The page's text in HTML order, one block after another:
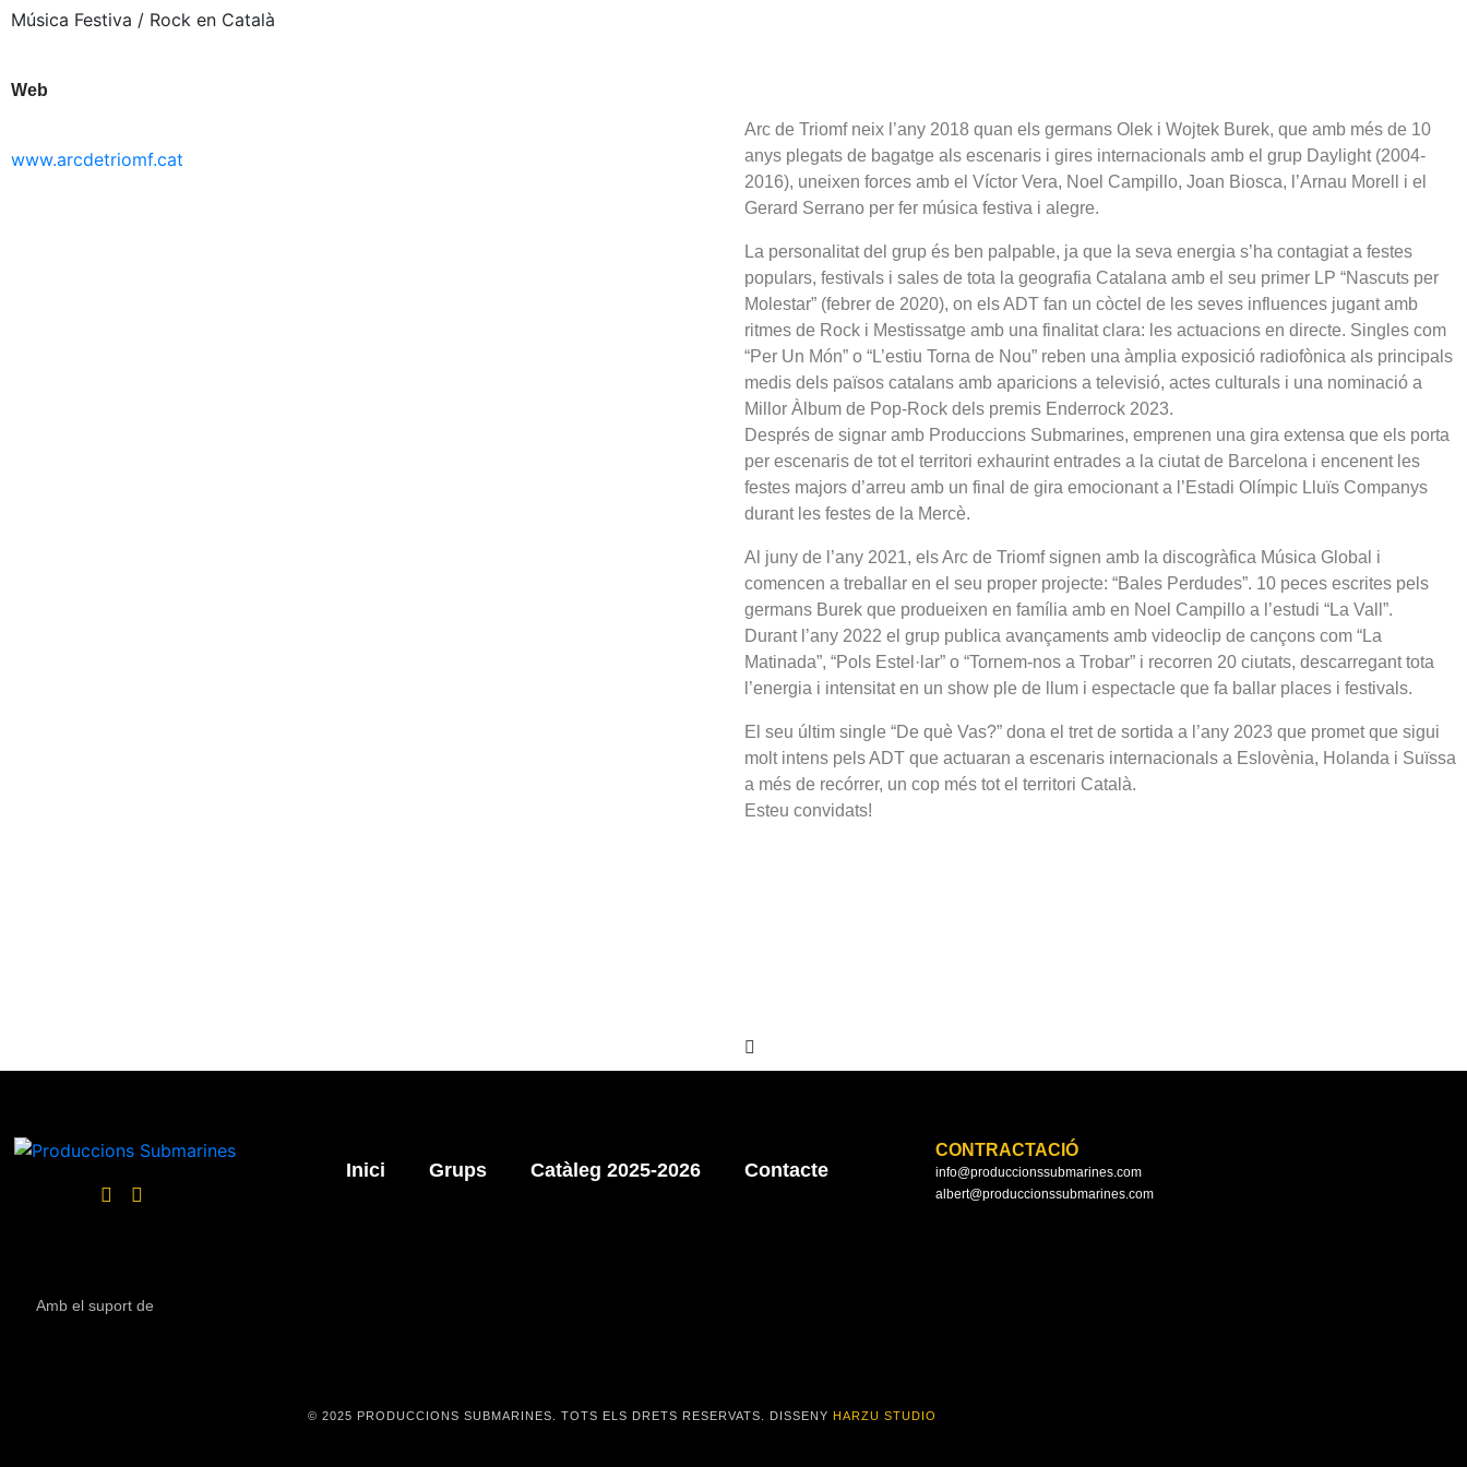
Música Festiva / Rock en Català
Web
www.arcdetriomf.cat
Arc de Triomf neix l’any 2018 quan els germans Olek i Wojtek Burek, que amb més de 10
anys plegats de bagatge als escenaris i gires internacionals amb el grup Daylight (2004-
2016), uneixen forces amb el Víctor Vera, Noel Campillo, Joan Biosca, l’Arnau Morell i el
Gerard Serrano per fer música festiva i alegre.
La personalitat del grup és ben palpable, ja que la seva energia s’ha contagiat a festes
populars, festivals i sales de tota la geografia Catalana amb el seu primer LP “Nascuts per
Molestar” (febrer de 2020), on els ADT fan un còctel de les seves influences jugant amb
ritmes de Rock i Mestissatge amb una finalitat clara: les actuacions en directe. Singles com
“Per Un Món” o “L’estiu Torna de Nou” reben una àmplia exposició radiofònica als principals
medis dels països catalans amb aparicions a televisió, actes culturals i una nominació a
Millor Àlbum de Pop-Rock dels premis Enderrock 2023.
Després de signar amb Produccions Submarines, emprenen una gira extensa que els porta
per escenaris de tot el territori exhaurint entrades a la ciutat de Barcelona i encenent les
festes majors d’arreu amb un final de gira emocionant a l’Estadi Olímpic Lluïs Companys
durant les festes de la Mercè.
Al juny de l’any 2021, els Arc de Triomf signen amb la discogràfica Música Global i
comencen a treballar en el seu proper projecte: “Bales Perdudes”. 10 peces escrites pels
germans Burek que produeixen en família amb en Noel Campillo a l’estudi “La Vall”.
Durant l’any 2022 el grup publica avançaments amb videoclip de cançons com “La
Matinada”, “Pols Estel·lar” o “Tornem-nos a Trobar” i recorren 20 ciutats, descarregant tota
l’energia i intensitat en un show ple de llum i espectacle que fa ballar places i festivals.
El seu últim single “De què Vas?” dona el tret de sortida a l’any 2023 que promet que sigui
molt intens pels ADT que actuaran a escenaris internacionals a Eslovènia, Holanda i Suïssa
a més de recórrer, un cop més tot el territori Català.
Esteu convidats!
Inici Grups Catàleg 2025-2026 Contacte
CONTRACTACIÓ
info@produccionssubmarines.com
albert@produccionssubmarines.com
Amb el suport de
© 2025 PRODUCCIONS SUBMARINES. TOTS ELS DRETS RESERVATS. DISSENY HARZU STUDIO